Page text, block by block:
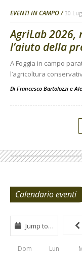
EVENTI IN CAMPO 30
AgriLab 2026,
l’aiuto della
A Foggia in campo
l’agricoltura
Di Francesco Bartolozzi e
Calendario eventi
View
Type
Tabs
Jump to…
Dom Lun